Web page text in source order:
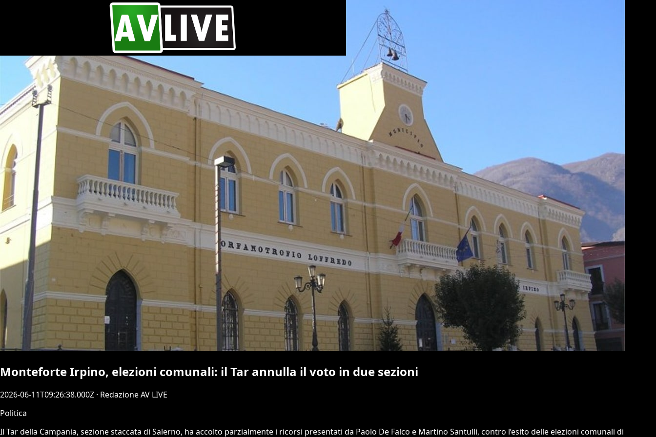
Monteforte Irpino, elezioni comunali: il Tar annulla il voto in due sezioni
2026-06-11T09:26:38.000Z · Redazione AV LIVE
Politica
Il Tar della Campania, sezione staccata di Salerno, ha accolto parzialmente i ricorsi presentati da Paolo De Falco e Martino Santulli, contro l’esito delle elezioni comunali di